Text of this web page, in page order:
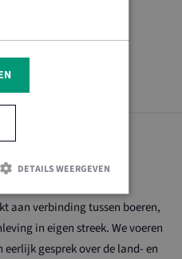
aan verbinding tussen boeren,
in eigen streek. We voeren
eerlijk gesprek over de land- en
DETAILS WEERGEVEN
Prestatie